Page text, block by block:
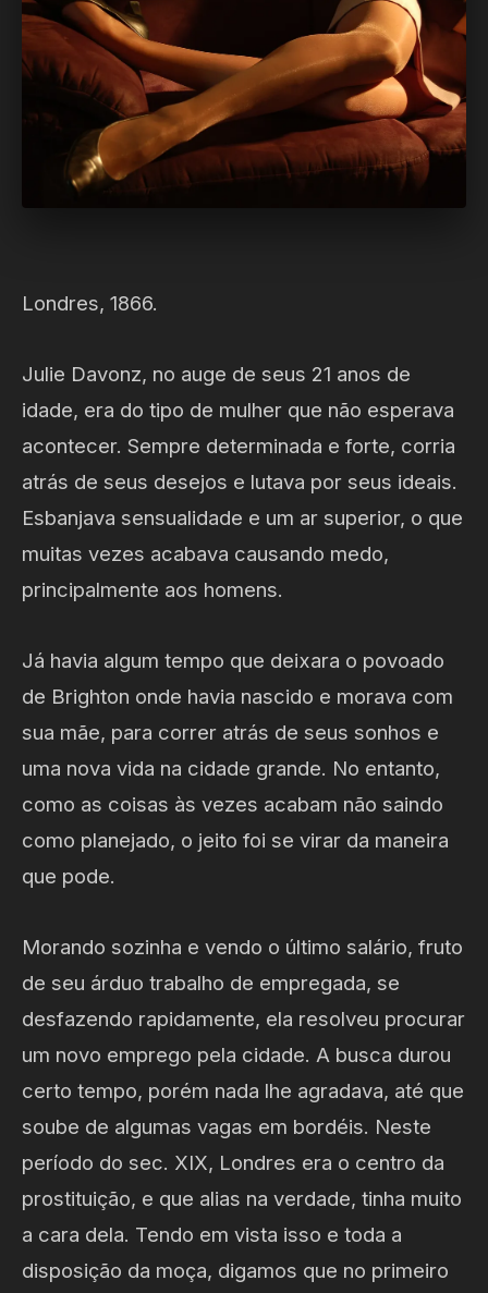
Londres, 1866.
Julie Davonz, no auge de seus 21 anos de
idade, era do tipo de mulher que não esperava
acontecer. Sempre determinada e forte, corria
atrás de seus desejos e lutava por seus ideais.
Esbanjava sensualidade e um ar superior, o que
muitas vezes acabava causando medo,
principalmente aos homens.
Já havia algum tempo que deixara o povoado
de Brighton onde havia nascido e morava com
sua mãe, para correr atrás de seus sonhos e
uma nova vida na cidade grande. No entanto,
como as coisas às vezes acabam não saindo
como planejado, o jeito foi se virar da maneira
que pode.
Morando sozinha e vendo o último salário, fruto
de seu árduo trabalho de empregada, se
desfazendo rapidamente, ela resolveu procurar
um novo emprego pela cidade. A busca durou
certo tempo, porém nada lhe agradava, até que
soube de algumas vagas em bordéis. Neste
período do sec. XIX, Londres era o centro da
prostituição, e que alias na verdade, tinha muito
a cara dela. Tendo em vista isso e toda a
disposição da moça, digamos que no primeiro